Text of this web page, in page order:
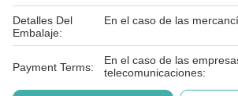
Detalles Del
Embalaje:
En el caso de las
Payment Terms:
En el caso de las
telecomunicaciones: